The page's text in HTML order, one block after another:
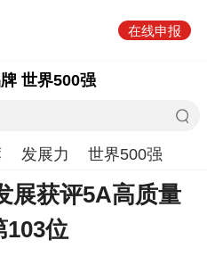
在线申报
世界500强
发展力 世界500强
展获评5A高质量
103位